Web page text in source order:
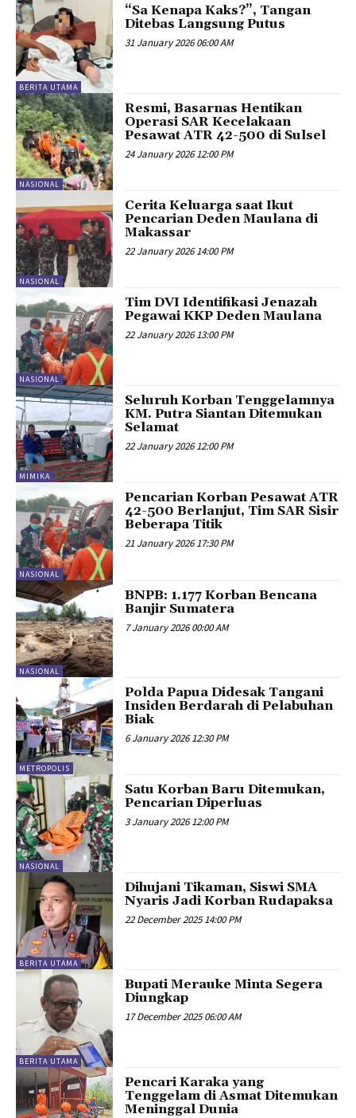
BERITA UTAMA
“Sa Kenapa Kaks?”, Tangan
Ditebas Langsung Putus
31 January 2026 06:00 AM
NASIONAL
Resmi, Basarnas Hentikan
Operasi SAR Kecelakaan
Pesawat ATR 42-500 di Sulsel
24 January 2026 12:00 PM
NASIONAL
Cerita Keluarga saat Ikut
Pencarian Deden Maulana di
Makassar
22 January 2026 14:00 PM
NASIONAL
Tim DVI Identifikasi Jenazah
Pegawai KKP Deden Maulana
22 January 2026 13:00 PM
MIMIKA
Seluruh Korban Tenggelamnya
KM. Putra Siantan Ditemukan
Selamat
22 January 2026 12:00 PM
NASIONAL
Pencarian Korban Pesawat ATR
42-500 Berlanjut, Tim SAR Sisir
Beberapa Titik
21 January 2026 17:30 PM
NASIONAL
BNPB: 1.177 Korban Bencana
Banjir Sumatera
7 January 2026 00:00 AM
METROPOLIS
Polda Papua Didesak Tangani
Insiden Berdarah di Pelabuhan
Biak
6 January 2026 12:30 PM
NASIONAL
Satu Korban Baru Ditemukan,
Pencarian Diperluas
3 January 2026 12:00 PM
BERITA UTAMA
Dihujani Tikaman, Siswi SMA
Nyaris Jadi Korban Rudapaksa
22 December 2025 14:00 PM
BERITA UTAMA
Bupati Merauke Minta Segera
Diungkap
17 December 2025 06:00 AM
Pencari Karaka yang
Tenggelam di Asmat Ditemukan
Meninggal Dunia